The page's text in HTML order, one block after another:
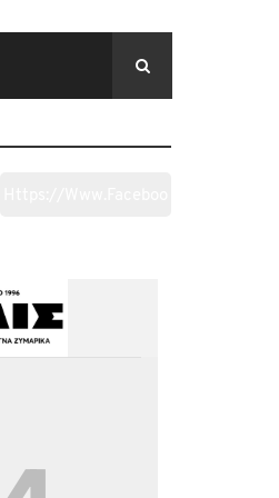
Ref=pages_you_mana